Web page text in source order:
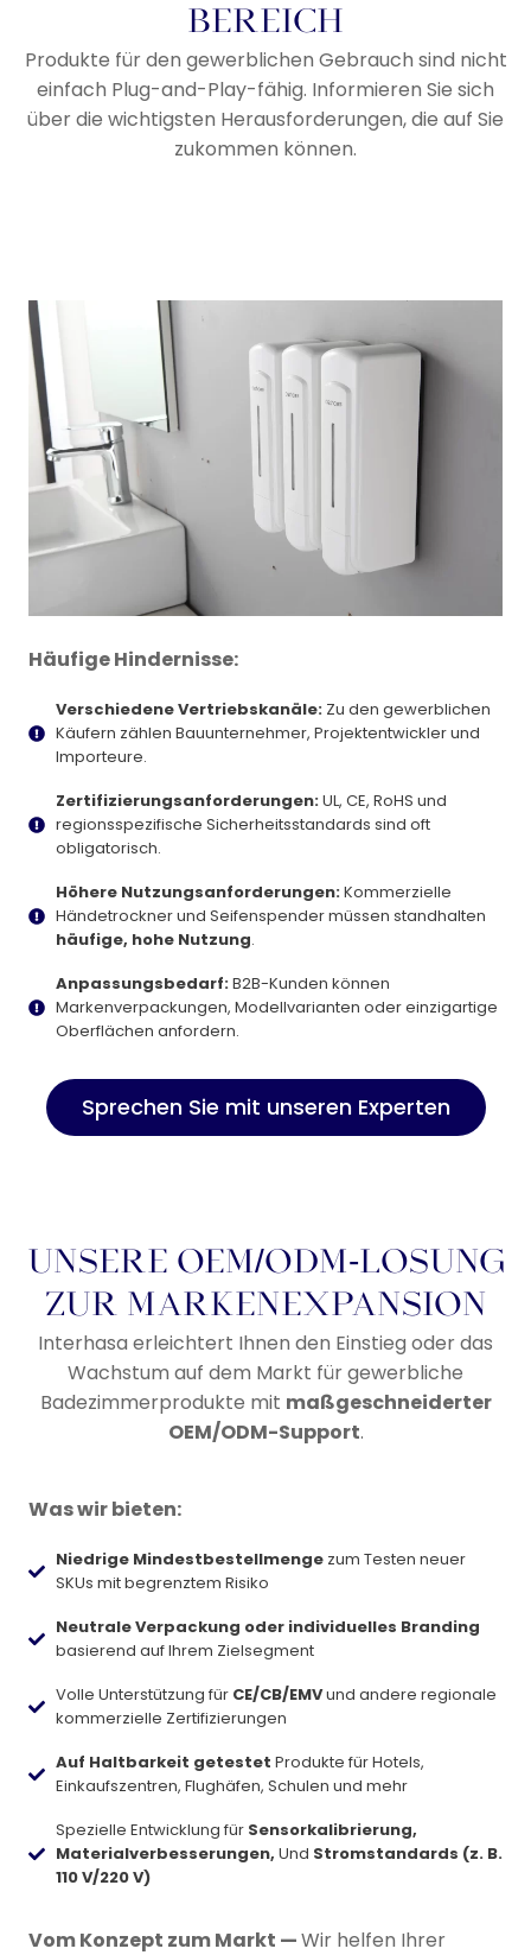
BEREICH
Produkte für den gewerblichen Gebrauch sind nicht
einfach Plug-and-Play-fähig. Informieren Sie sich
über die wichtigsten Herausforderungen, die auf Sie
zukommen können.
Häufige Hindernisse:
Verschiedene Vertriebskanäle:Zu den gewerblichen
Käufern zählen Bauunternehmer, Projektentwickler und
Importeure.
Zertifizierungsanforderungen:UL, CE, RoHS und
regionsspezifische Sicherheitsstandards sind oft
obligatorisch.
Höhere Nutzungsanforderungen:Kommerzielle
Händetrockner und Seifenspender müssen standhalten
häufige, hohe Nutzung.
Anpassungsbedarf:B2B-Kunden können
Markenverpackungen, Modellvarianten oder einzigartige
Oberflächen anfordern.
Sprechen Sie mit unseren Experten
UNSERE OEM/ODM-LÖSUNG
ZUR MARKENEXPANSION
Interhasa erleichtert Ihnen den Einstieg oder das
Wachstum auf dem Markt für gewerbliche
Badezimmerprodukte mit maßgeschneiderter
OEM/ODM-Support.
Was wir bieten:
Niedrige Mindestbestellmengezum Testen neuer
SKUs mit begrenztem Risiko
Neutrale Verpackung oder individuelles Branding
basierend auf Ihrem Zielsegment
Volle Unterstützung für CE/CB/EMVund andere regionale
kommerzielle Zertifizierungen
Auf Haltbarkeit getestet Produkte für Hotels,
Einkaufszentren, Flughäfen, Schulen und mehr
Spezielle Entwicklung für Sensorkalibrierung,
Materialverbesserungen, Und Stromstandards (z. B.
110 V/220 V)
Vom Konzept zum Markt —Wir helfen Ihrer